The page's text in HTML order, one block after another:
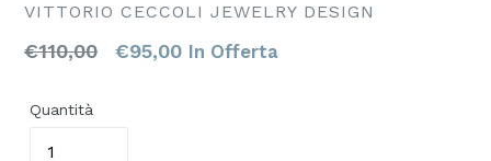
VITTORIO CECCOLI JEWELRY DESIGN
Prezzo
listino
€110,00 €95,00 In Offerta
Quantità